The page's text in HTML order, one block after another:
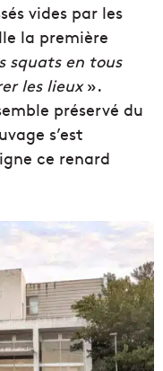
vides par les
la première
squats en tous
les lieux».
préservé du
s’est
ce renard